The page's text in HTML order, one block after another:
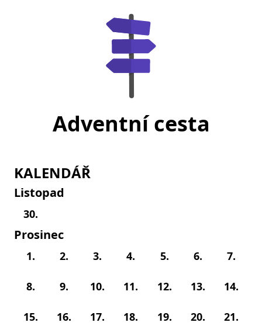
Adventní cesta
KALENDÁŘ
Listopad
30.
Prosinec
1. 2. 3. 4. 5. 6. 7.
8. 9. 10. 11. 12. 13. 14.
15. 16. 17. 18. 19. 20. 21.